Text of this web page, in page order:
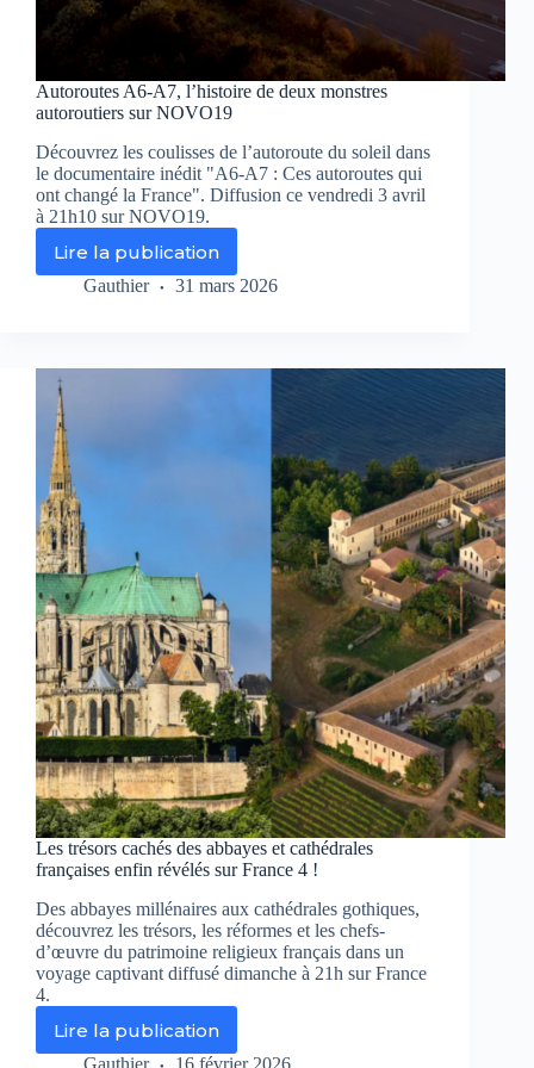
Autoroutes A6-A7, l’histoire de deux monstres
autoroutiers sur NOVO19
Découvrez les coulisses de l’autoroute du soleil dans
le documentaire inédit "A6-A7 : Ces autoroutes qui
ont changé la France". Diffusion ce vendredi 3 avril
à 21h10 sur NOVO19.
Lire la publication
Autoroutes
A6-
deux
Gauthier 31 mars 2026
Les trésors cachés des abbayes et cathédrales
françaises enfin révélés sur France 4 !
Des abbayes millénaires aux cathédrales gothiques,
découvrez les trésors, les réformes et les chefs-
d’œuvre du patrimoine religieux français dans un
voyage captivant diffusé dimanche à 21h sur France
4.
Lire la publication
Les
trésors